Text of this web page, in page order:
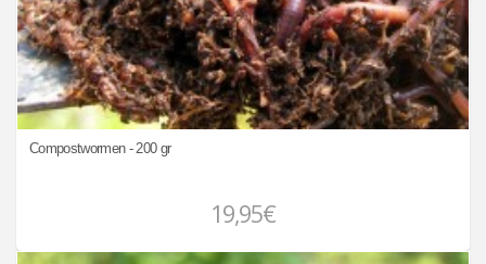
Compostwormen - 200 gr
19,95€